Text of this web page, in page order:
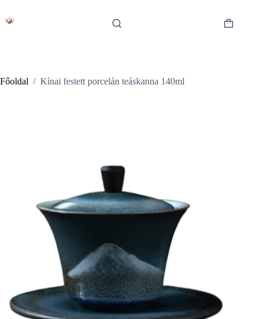
content
Shopping
Főoldal / Kínai festett porcelán teáskanna 140ml